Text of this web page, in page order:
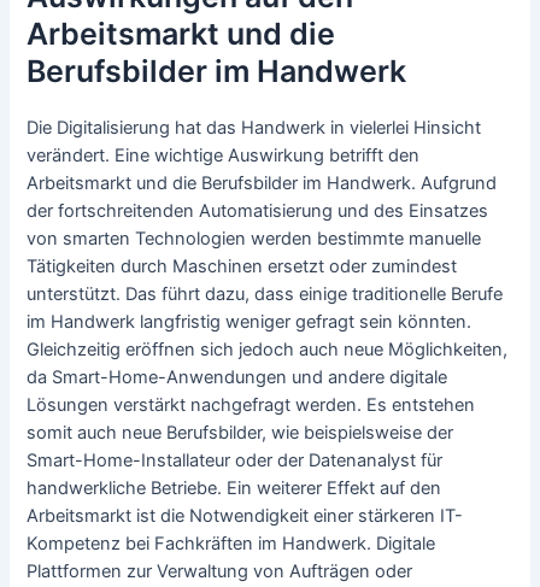
Arbeitsmarkt und die
Berufsbilder im Handwerk
Die Digitalisierung hat das Handwerk in vielerlei Hinsicht
verändert. Eine wichtige Auswirkung betrifft den
Arbeitsmarkt und die Berufsbilder im Handwerk. Aufgrund
der fortschreitenden Automatisierung und des Einsatzes
von smarten Technologien werden bestimmte manuelle
Tätigkeiten durch Maschinen ersetzt oder zumindest
unterstützt. Das führt dazu, dass einige traditionelle Berufe
im Handwerk langfristig weniger gefragt sein könnten.
Gleichzeitig eröffnen sich jedoch auch neue Möglichkeiten,
da Smart-Home-Anwendungen und andere digitale
Lösungen verstärkt nachgefragt werden. Es entstehen
somit auch neue Berufsbilder, wie beispielsweise der
Smart-Home-Installateur oder der Datenanalyst für
handwerkliche Betriebe. Ein weiterer Effekt auf den
Arbeitsmarkt ist die Notwendigkeit einer stärkeren IT-
Kompetenz bei Fachkräften im Handwerk. Digitale
Plattformen zur Verwaltung von Aufträgen oder